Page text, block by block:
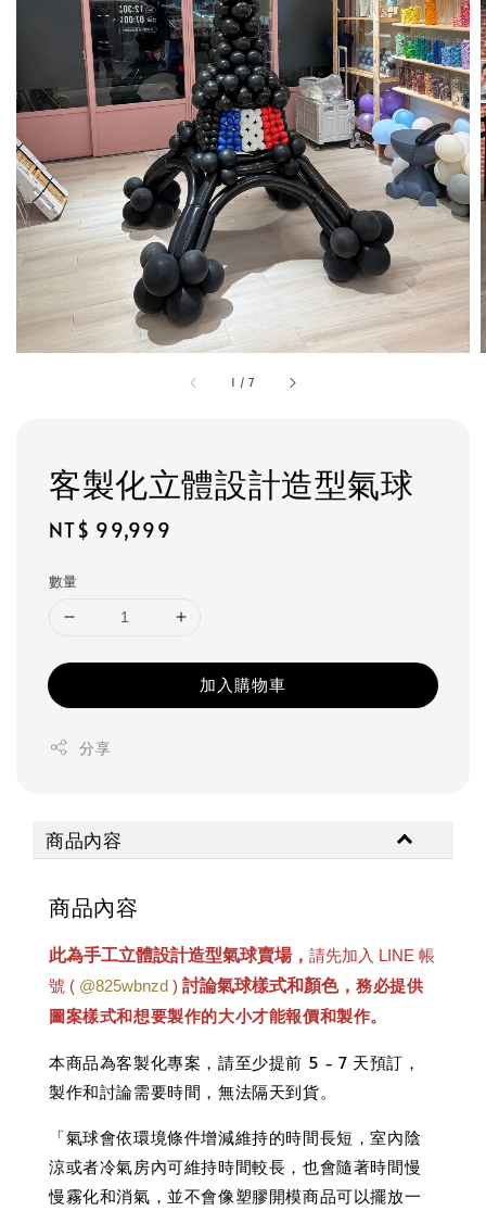
1 /7
客製化立體設計造型氣球
Regular
NT$ 99,999
數量
加入購物車
分享
商品內容
商品內容
此為手工立體設計造型氣球賣場， 請先加入 LINE 帳
號 ( @825wbnzd ) 討論氣球樣式和顏色， 務必提供
圖案樣式和想要製作的大小才能報價和製作。
本商品為客製化專案，請至少提前 5 - 7 天預訂，
製作和討論需要時間，無法隔天到貨。
「氣球會依環境條件增減維持的時間長短，室內陰
涼或者冷氣房內可維持時間較長，也會隨著時間慢
慢霧化和消氣，並不會像塑膠開模商品可以擺放一